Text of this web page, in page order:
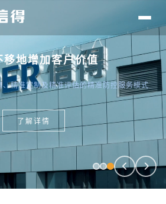
用兽用生物制品市场
排名前三
产厂商中排名第九的领先动物保健企业
移地增加客户价值
、精准定制及精准评估的精准防控服务模式